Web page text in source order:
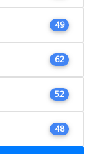
49
62
52
48